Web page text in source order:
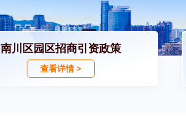
南川区园区招商引资政策
查看详情 >